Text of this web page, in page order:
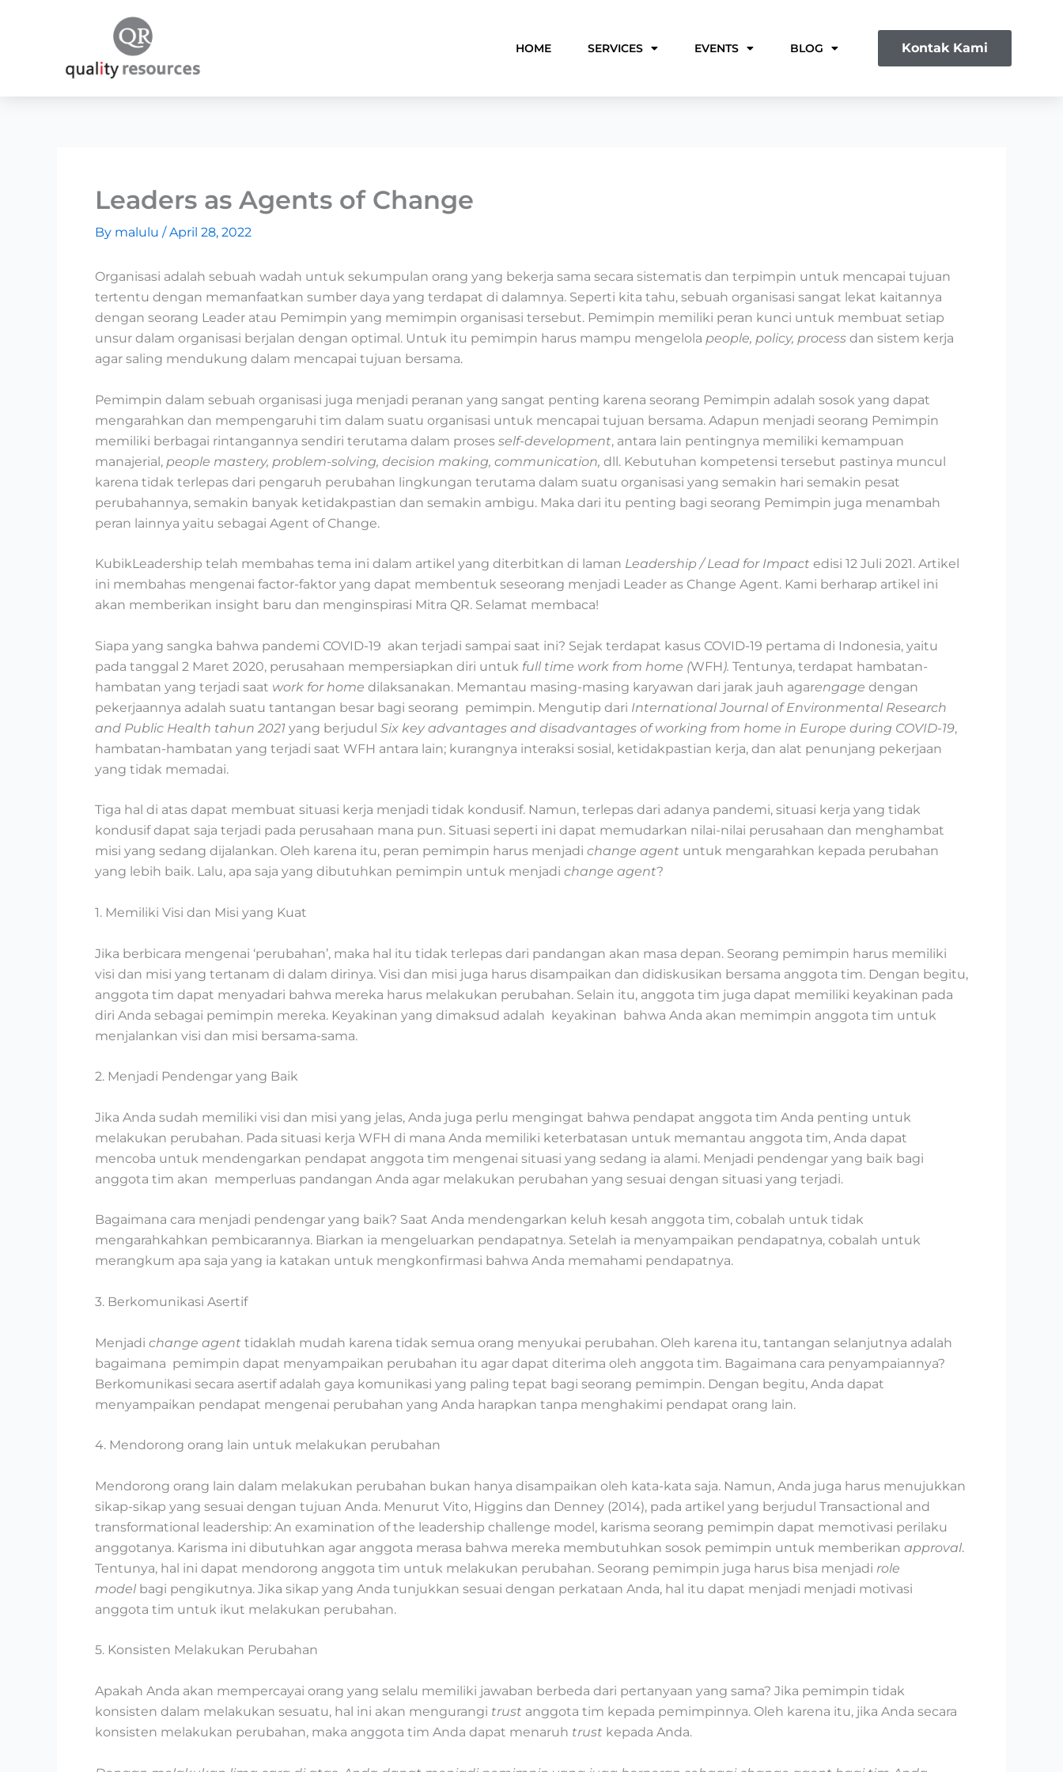
HOME SERVICES EVENTS BLOG Kontak Kami
Leaders as Agents of Change
By malulu /April 28, 2022
Organisasi adalah sebuah wadah untuk sekumpulan orang yang bekerja sama secara sistematis dan terpimpin untuk mencapai tujuan
tertentu dengan memanfaatkan sumber daya yang terdapat di dalamnya. Seperti kita tahu, sebuah organisasi sangat lekat kaitannya
dengan seorang Leader atau Pemimpin yang memimpin organisasi tersebut. Pemimpin memiliki peran kunci untuk membuat setiap
unsur dalam organisasi berjalan dengan optimal. Untuk itu pemimpin harus mampu mengelola people, policy, process dan sistem kerja
agar saling mendukung dalam mencapai tujuan bersama.
Pemimpin dalam sebuah organisasi juga menjadi peranan yang sangat penting karena seorang Pemimpin adalah sosok yang dapat
mengarahkan dan mempengaruhi tim dalam suatu organisasi untuk mencapai tujuan bersama. Adapun menjadi seorang Pemimpin
memiliki berbagai rintangannya sendiri terutama dalam proses self-development, antara lain pentingnya memiliki kemampuan
manajerial, people mastery, problem-solving, decision making, communication, dll. Kebutuhan kompetensi tersebut pastinya muncul
karena tidak terlepas dari pengaruh perubahan lingkungan terutama dalam suatu organisasi yang semakin hari semakin pesat
perubahannya, semakin banyak ketidakpastian dan semakin ambigu. Maka dari itu penting bagi seorang Pemimpin juga menambah
peran lainnya yaitu sebagai Agent of Change.
KubikLeadership telah membahas tema ini dalam artikel yang diterbitkan di laman Leadership / Lead for Impact edisi 12 Juli 2021. Artikel
ini membahas mengenai factor-faktor yang dapat membentuk seseorang menjadi Leader as Change Agent. Kami berharap artikel ini
akan memberikan insight baru dan menginspirasi Mitra QR. Selamat membaca!
Siapa yang sangka bahwa pandemi COVID-19 akan terjadi sampai saat ini? Sejak terdapat kasus COVID-19 pertama di Indonesia, yaitu
pada tanggal 2 Maret 2020, perusahaan mempersiapkan diri untuk full time work from home (WFH). Tentunya, terdapat hambatan-
hambatan yang terjadi saat work for home dilaksanakan. Memantau masing-masing karyawan dari jarak jauh agarengage dengan
pekerjaannya adalah suatu tantangan besar bagi seorang pemimpin. Mengutip dari International Journal of Environmental Research
and Public Health tahun 2021 yang berjudul Six key advantages and disadvantages of working from home in Europe during COVID-19,
hambatan-hambatan yang terjadi saat WFH antara lain; kurangnya interaksi sosial, ketidakpastian kerja, dan alat penunjang pekerjaan
yang tidak memadai.
Tiga hal di atas dapat membuat situasi kerja menjadi tidak kondusif. Namun, terlepas dari adanya pandemi, situasi kerja yang tidak
kondusif dapat saja terjadi pada perusahaan mana pun. Situasi seperti ini dapat memudarkan nilai-nilai perusahaan dan menghambat
misi yang sedang dijalankan. Oleh karena itu, peran pemimpin harus menjadi change agent untuk mengarahkan kepada perubahan
yang lebih baik. Lalu, apa saja yang dibutuhkan pemimpin untuk menjadi change agent?
1. Memiliki Visi dan Misi yang Kuat
Jika berbicara mengenai ‘perubahan’, maka hal itu tidak terlepas dari pandangan akan masa depan. Seorang pemimpin harus memiliki
visi dan misi yang tertanam di dalam dirinya. Visi dan misi juga harus disampaikan dan didiskusikan bersama anggota tim. Dengan begitu,
anggota tim dapat menyadari bahwa mereka harus melakukan perubahan. Selain itu, anggota tim juga dapat memiliki keyakinan pada
diri Anda sebagai pemimpin mereka. Keyakinan yang dimaksud adalah keyakinan bahwa Anda akan memimpin anggota tim untuk
menjalankan visi dan misi bersama-sama.
2. Menjadi Pendengar yang Baik
Jika Anda sudah memiliki visi dan misi yang jelas, Anda juga perlu mengingat bahwa pendapat anggota tim Anda penting untuk
melakukan perubahan. Pada situasi kerja WFH di mana Anda memiliki keterbatasan untuk memantau anggota tim, Anda dapat
mencoba untuk mendengarkan pendapat anggota tim mengenai situasi yang sedang ia alami. Menjadi pendengar yang baik bagi
anggota tim akan memperluas pandangan Anda agar melakukan perubahan yang sesuai dengan situasi yang terjadi.
Bagaimana cara menjadi pendengar yang baik? Saat Anda mendengarkan keluh kesah anggota tim, cobalah untuk tidak
mengarahkahkan pembicarannya. Biarkan ia mengeluarkan pendapatnya. Setelah ia menyampaikan pendapatnya, cobalah untuk
merangkum apa saja yang ia katakan untuk mengkonfirmasi bahwa Anda memahami pendapatnya.
3. Berkomunikasi Asertif
Menjadi change agent tidaklah mudah karena tidak semua orang menyukai perubahan. Oleh karena itu, tantangan selanjutnya adalah
bagaimana pemimpin dapat menyampaikan perubahan itu agar dapat diterima oleh anggota tim. Bagaimana cara penyampaiannya?
Berkomunikasi secara asertif adalah gaya komunikasi yang paling tepat bagi seorang pemimpin. Dengan begitu, Anda dapat
menyampaikan pendapat mengenai perubahan yang Anda harapkan tanpa menghakimi pendapat orang lain.
4. Mendorong orang lain untuk melakukan perubahan
Mendorong orang lain dalam melakukan perubahan bukan hanya disampaikan oleh kata-kata saja. Namun, Anda juga harus menujukkan
sikap-sikap yang sesuai dengan tujuan Anda. Menurut Vito, Higgins dan Denney (2014), pada artikel yang berjudul Transactional and
transformational leadership: An examination of the leadership challenge model, karisma seorang pemimpin dapat memotivasi perilaku
anggotanya. Karisma ini dibutuhkan agar anggota merasa bahwa mereka membutuhkan sosok pemimpin untuk memberikan approval.
Tentunya, hal ini dapat mendorong anggota tim untuk melakukan perubahan. Seorang pemimpin juga harus bisa menjadi role
model bagi pengikutnya. Jika sikap yang Anda tunjukkan sesuai dengan perkataan Anda, hal itu dapat menjadi menjadi motivasi
anggota tim untuk ikut melakukan perubahan.
5. Konsisten Melakukan Perubahan
Apakah Anda akan mempercayai orang yang selalu memiliki jawaban berbeda dari pertanyaan yang sama? Jika pemimpin tidak
konsisten dalam melakukan sesuatu, hal ini akan mengurangi trust anggota tim kepada pemimpinnya. Oleh karena itu, jika Anda secara
konsisten melakukan perubahan, maka anggota tim Anda dapat menaruh trust kepada Anda.